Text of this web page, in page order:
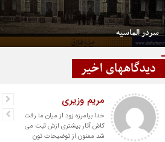
سردر الماسیه
دیدگاههای اخیر
مریم وزیری
خدا بیامرزه زود از میان ما رفت
کاش آثار بیشتری ازش ثبت می
شد ممنون از توضیحات تون